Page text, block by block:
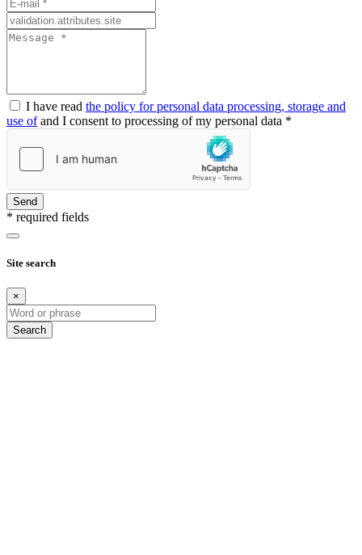
I have read the policy for personal data processing, storage and
use ofand I consent to processing of my personal data *
Send
* required fields
Site search
×
Search